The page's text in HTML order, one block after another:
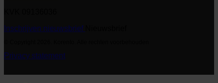
Inschrijven nieuwsbrief
Privacy statement